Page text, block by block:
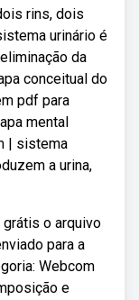
rins, dois
urinário é
da
conceitual do
pdf para
mental
| sistema
a urina,
grátis o arquivo
para a
Webcom
e